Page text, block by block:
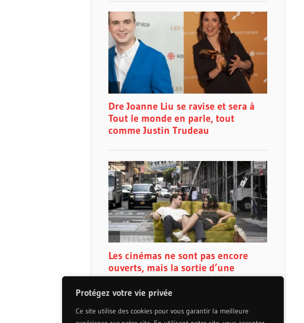
Protégez votre vie privée
Ce site utilise des cookies pour vous garantir la meilleure